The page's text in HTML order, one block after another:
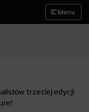
Menu
trzeciej edycji